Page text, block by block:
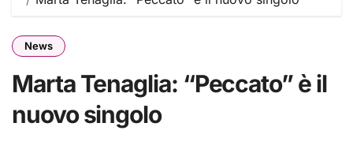
News
Marta Tenaglia: “Peccato” è il
nuovo singolo